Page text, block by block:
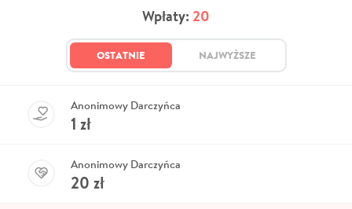
Wpłaty: 20
OSTATNIE NAJWYŻSZE
Anonimowy Darczyńca
1 zł
Anonimowy Darczyńca
20 zł